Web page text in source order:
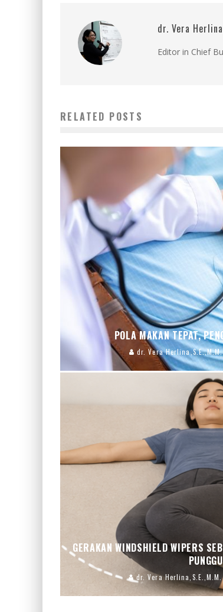
dr. Vera
Editor in Chief
RELATED POSTS
POLA MAKAN TEPAT,
dr. Vera Herlina,S.E.,M.M.
GERAKAN WINDSHIELD WIPERS
dr. Vera Herlina,S.E.,M.M.